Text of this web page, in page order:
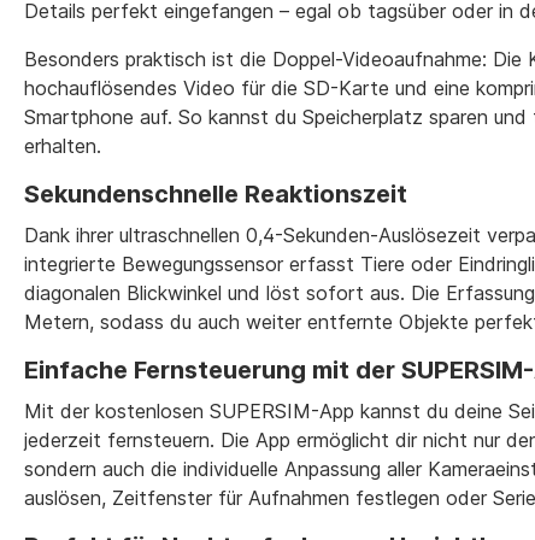
Details perfekt eingefangen – egal ob tagsüber oder in
Besonders praktisch ist die Doppel-Videoaufnahme: Die
hochauflösendes Video für die SD-Karte und eine
Smartphone auf. So kannst du Speicherplatz sparen
erhalten.
Sekundenschnelle Reaktionszeit
Dank ihrer ultraschnellen 0,4-Sekunden-Auslösezeit
integrierte Bewegungssensor erfasst Tiere oder
diagonalen Blickwinkel und löst sofort aus. Die
Metern, sodass du auch weiter entfernte Objekte
Einfache Fernsteuerung mit der
Mit der kostenlosen SUPERSIM-App kannst du deine
jederzeit fernsteuern. Die App ermöglicht dir nicht nur
sondern auch die individuelle Anpassung aller
auslösen, Zeitfenster für Aufnahmen festlegen oder